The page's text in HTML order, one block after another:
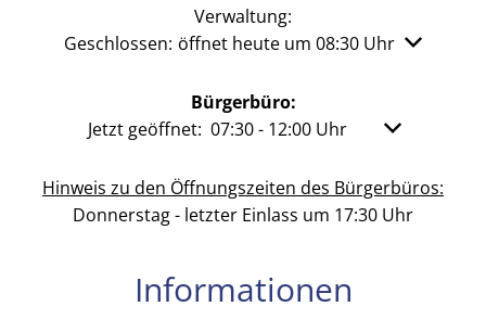
Verwaltung:
Klicken, um weitere Öffnungs- oder Schließzeiten
Geschlossen: öffnet heute um 08:30 Uhr
Bürgerbüro:
Klicken, um weitere Öffnungs- oder
Jetzt geöffnet: 07:30- 12:00Uhr Von 07:30
Hinweis zu den Öffnungszeiten des Bürgerbüros:
Donnerstag - letzter Einlass um 17:30 Uhr
Informationen